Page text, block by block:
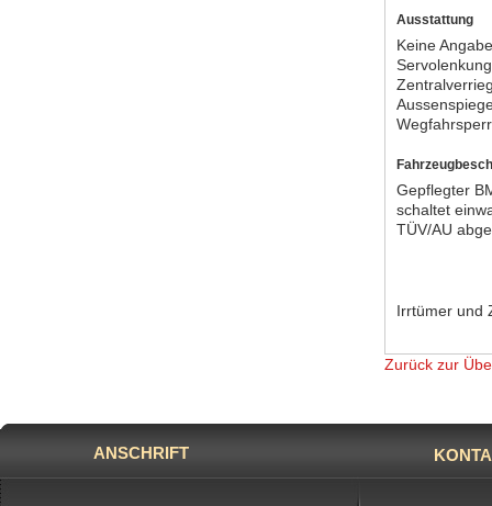
Ausstattung
Keine
Gepflegter
schaltet
TÜV/AU
Irrtümer und
Zurück zur
ANSCHRIFT